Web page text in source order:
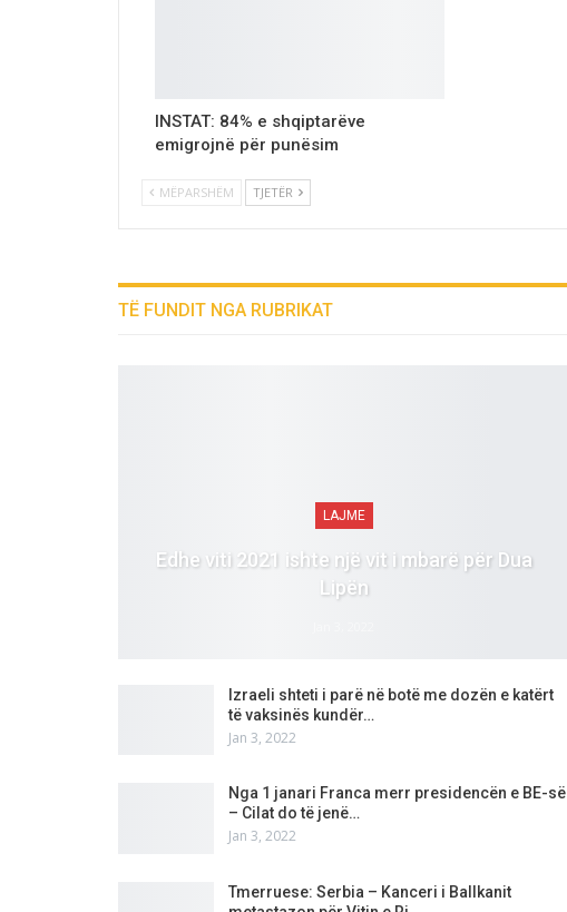
INSTAT: 84% e shqiptarëve
emigrojnë për punësim
MËPARSHËM TJETËR
TË FUNDIT NGA RUBRIKAT
LAJME
Edhe viti 2021 ishte një vit i mbarë për Dua
Lipën
Izraeli shteti i parë në botë me dozën e katërt
të vaksinës kundër…
Jan 3, 2022
Nga 1 janari Franca merr presidencën e BE-së
– Cilat do të jenë…
Jan 3, 2022
Tmerruese: Serbia – Kanceri i Ballkanit